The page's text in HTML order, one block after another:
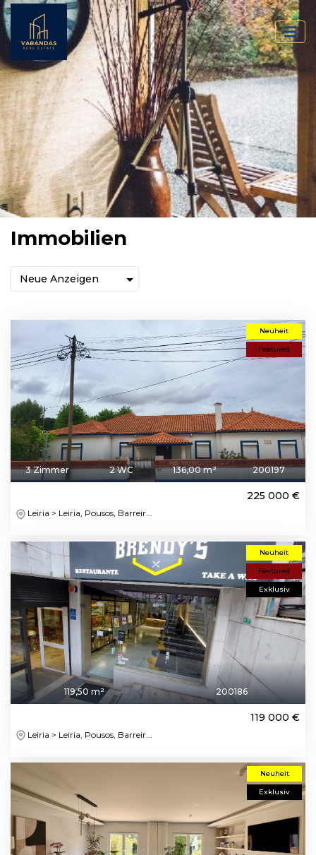
Immobilien
Neuheit
Featured
3 Zimmer 2 WC 136,00 m² 200197
225 000 €
Leiria > Leiria, Pousos, Barreir...
Neuheit
Featured
Exklusiv
119,50 m² 200186
119 000 €
Leiria > Leiria, Pousos, Barreir...
Neuheit
Exklusiv